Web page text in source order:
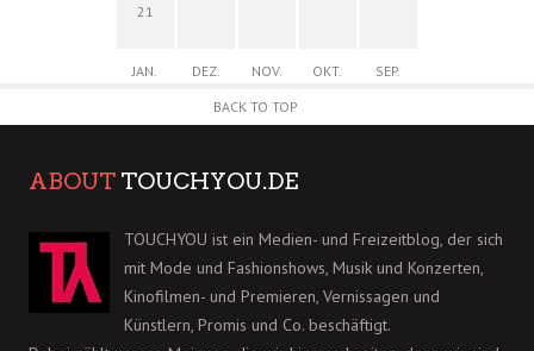
21
JAN. DEZ. NOV. OKT.
SEP.
BACK TO TOP
ABOUT TOUCHYOU.DE
TOUCHYOU ist ein Medien- und Freizeitblog, der sich
mit Mode und Fashionshows, Musik und Konzerten,
Kinofilmen- und Premieren, Vernissagen und
Künstlern, Promis und Co. beschäftigt.